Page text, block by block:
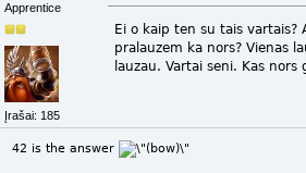
Apprentice
Įrašai: 185
Ei o kaip ten su tais vartais?
pralauzem ka nors? Vienas
lauzau. Vartai seni. Kas nors
42 is the answer